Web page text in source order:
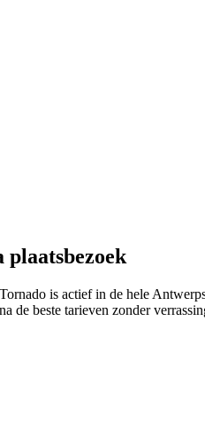
plaatsbezoek
is actief in de hele
de beste tarieven zonder